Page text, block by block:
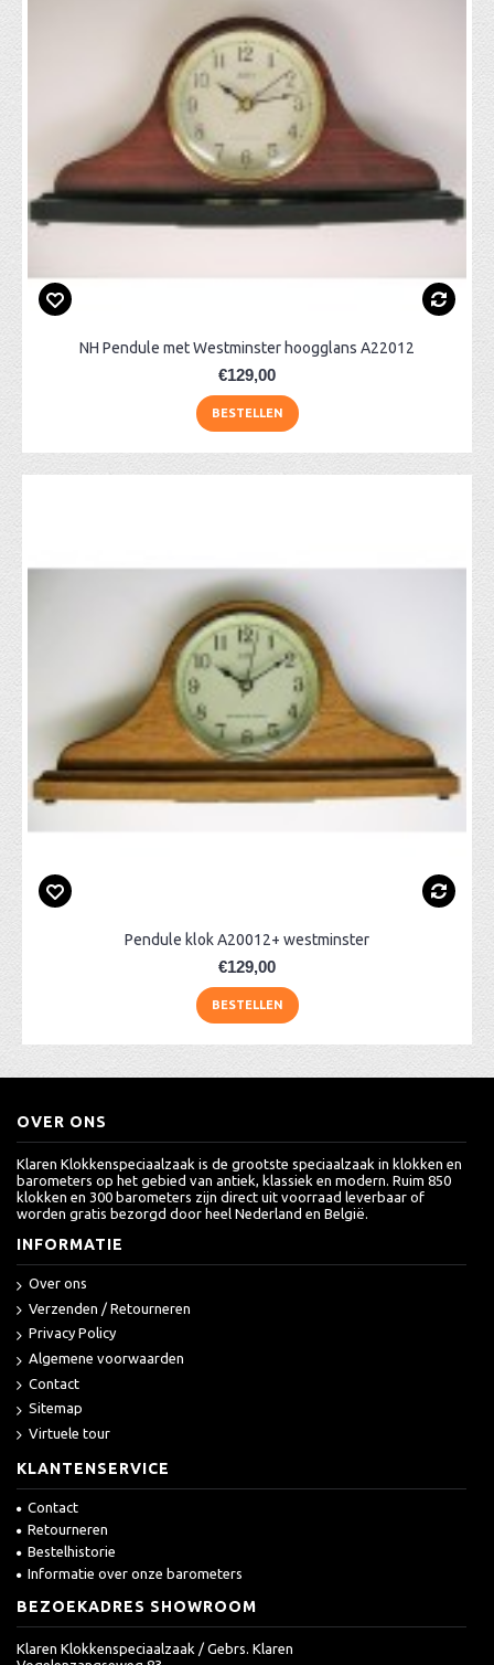
NH Pendule met Westminster hoogglans A22012
€129,00
BESTELLEN
Pendule klok A20012+ westminster
€129,00
BESTELLEN
OVER ONS
Klaren Klokkenspeciaalzaak is de grootste speciaalzaak in klokken en
barometers op het gebied van antiek, klassiek en modern. Ruim 850
klokken en 300 barometers zijn direct uit voorraad leverbaar of
worden gratis bezorgd door heel Nederland en België.
INFORMATIE
Over ons
Verzenden / Retourneren
Privacy Policy
Algemene voorwaarden
Contact
Sitemap
Virtuele tour
KLANTENSERVICE
Contact
Retourneren
Bestelhistorie
Informatie over onze barometers
BEZOEKADRES SHOWROOM
Klaren Klokkenspeciaalzaak / Gebrs. Klaren